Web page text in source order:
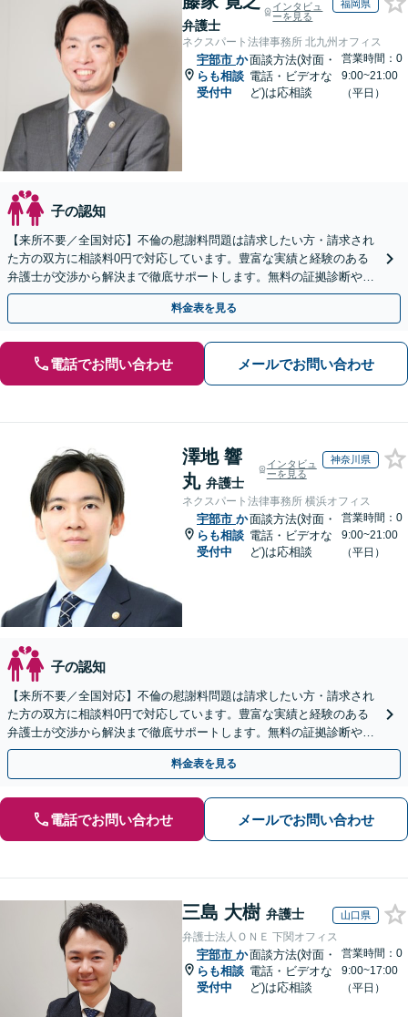
弁護士
インタビュ
ーを見る
福岡県
ネクスパート法律事務所 北九州オフィス
宇部市 か
らも相談
受付中
面談方法(対面・
電話・ビデオな
ど)は応相談
営業時間：0
9:00~21:00
（平日）
子の認知
【来所不要／全国対応】不倫の慰謝料問題は請求したい方・請求され
た方の双方に相談料0円で対応しています。豊富な実績と経験のある
弁護士が交渉から解決まで徹底サポートします。無料の証拠診断や着
手金の返還保証もありますので安心してご相談ください。
料金表を見る
電話でお問い合わせ メールでお問い合わせ
澤地 響
丸 弁護士
インタビュ
ーを見る
神奈川県
ネクスパート法律事務所 横浜オフィス
宇部市 か
らも相談
受付中
面談方法(対面・
電話・ビデオな
ど)は応相談
営業時間：0
9:00~21:00
（平日）
子の認知
【来所不要／全国対応】不倫の慰謝料問題は請求したい方・請求され
た方の双方に相談料0円で対応しています。豊富な実績と経験のある
弁護士が交渉から解決まで徹底サポートします。無料の証拠診断や着
手金の返還保証もありますので安心してご相談ください。
料金表を見る
電話でお問い合わせ メールでお問い合わせ
三島 大樹 弁護士 山口県
弁護士法人ＯＮＥ 下関オフィス
宇部市 か
らも相談
受付中
面談方法(対面・
電話・ビデオな
ど)は応相談
営業時間：0
9:00~17:00
（平日）